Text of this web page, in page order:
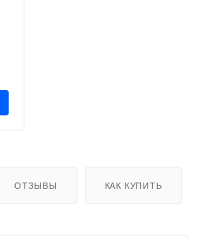
ОТЗЫВЫ КАК КУПИТЬ